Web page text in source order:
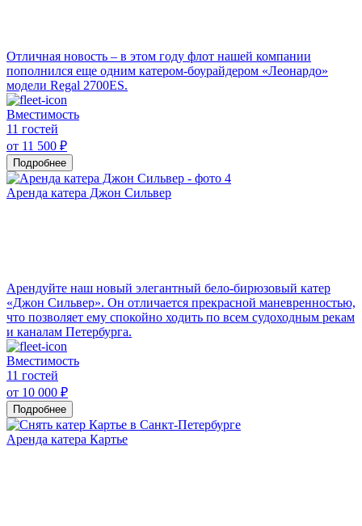
Отличная новость – в этом году флот нашей компании
пополнился еще одним катером-боурайдером «Леонардо»
модели Regal 2700ES.
Вместимость
11 гостей
от 11 500 ₽
Подробнее
Аренда катера Джон Сильвер
Арендуйте наш новый элегантный бело-бирюзовый катер
«Джон Сильвер». Он отличается прекрасной маневренностью,
что позволяет ему спокойно ходить по всем судоходным рекам
и каналам Петербурга.
Вместимость
11 гостей
от 10 000 ₽
Подробнее
Аренда катера Картье